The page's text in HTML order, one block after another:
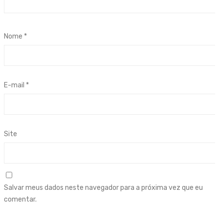
Nome *
E-mail *
Site
Salvar meus dados neste navegador para a próxima vez que eu
comentar.